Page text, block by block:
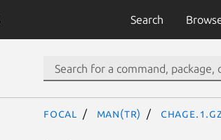
Search
focal man(tr)